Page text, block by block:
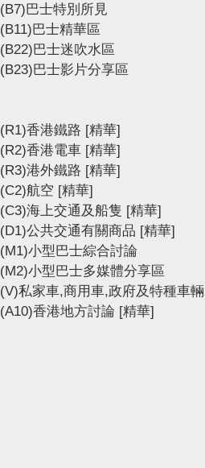
(B7)巴士特別所見
(B11)巴士精華區
(B22)巴士迷吹水區
(B23)巴士影片分享區
(R1)香港鐵路 [精華]
(R2)香港電車 [精華]
(R3)港外鐵路 [精華]
(C2)航空 [精華]
(C3)海上交通及船隻 [精華]
(D1)公共交通有關商品 [精華]
(M1)小型巴士綜合討論
(M2)小型巴士多媒體分享區
(V)私家車,商用車,政府及特種車輛
(A10)香港地方討論 [精華]